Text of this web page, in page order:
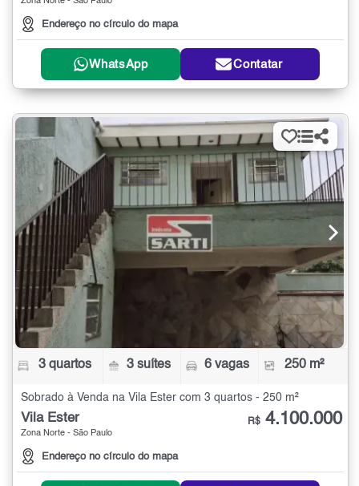
Endereço no círculo do mapa
WhatsApp Contatar
3 quartos 3 suítes 6 vagas 250 m²
Sobrado à Venda na Vila Ester com 3 quartos - 250 m²
Vila Ester
Zona Norte - São Paulo
Endereço no círculo do mapa
R$ 4.100.000